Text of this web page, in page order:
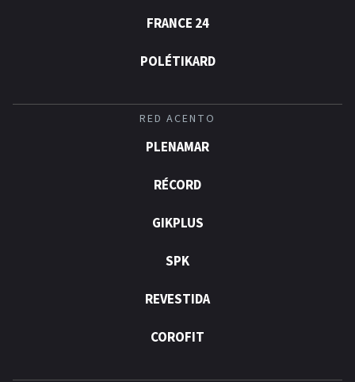
FRANCE 24
POLÉTIKARD
RED ACENTO
PLENAMAR
RÉCORD
GIKPLUS
SPK
REVESTIDA
COROFIT